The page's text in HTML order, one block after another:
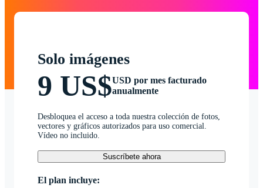
Solo imágenes
9 US$USD por mes facturado
anualmente
Desbloquea el acceso a toda nuestra colección de fotos,
vectores y gráficos autorizados para uso comercial.
Vídeo no incluido.
Suscríbete ahora
El plan incluye: